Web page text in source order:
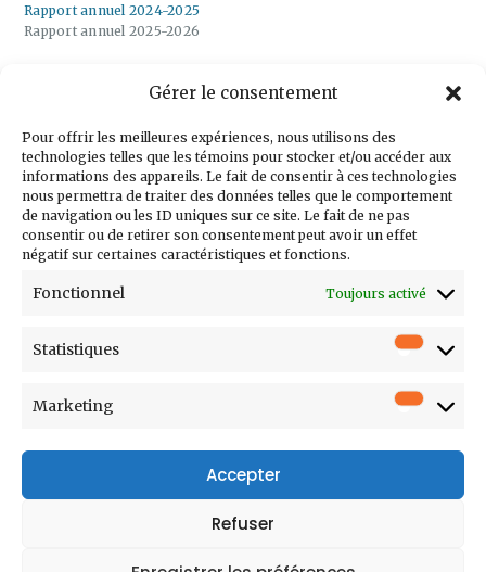
Gérer le consentement
Pour offrir les meilleures expériences, nous utilisons des
technologies telles que les témoins pour stocker et/ou accéder aux
informations des appareils. Le fait de consentir à ces technologies
nous permettra de traiter des données telles que le comportement
de navigation ou les ID uniques sur ce site. Le fait de ne pas
consentir ou de retirer son consentement peut avoir un effet
négatif sur certaines caractéristiques et fonctions.
Fonctionnel Toujours activé
Statistiques
Marketing
Accepter
Refuser
Rapport annuel 2024-2025
Rapport annuel 2025-2026
notre infolettre
Courriel
Prénom
Poste